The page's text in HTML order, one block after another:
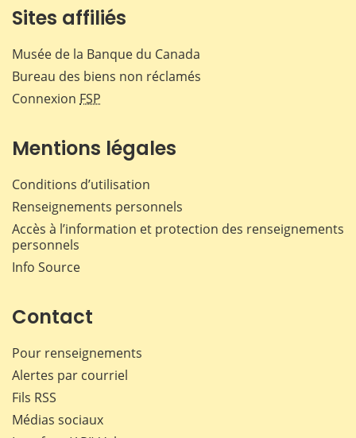
Sites affiliés
Musée de la Banque du Canada
Bureau des biens non réclamés
Connexion FSP
Mentions légales
Conditions d’utilisation
Renseignements personnels
Accès à l’information et protection des renseignements
personnels
Info Source
Contact
Pour renseignements
Alertes par courriel
Fils RSS
Médias sociaux